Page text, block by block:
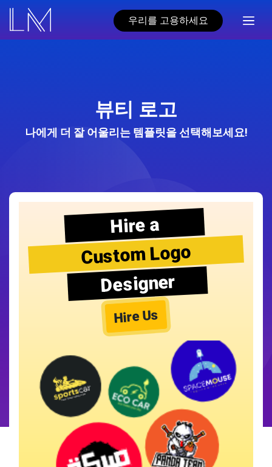
우리를 고용하세요
뷰티 로고
나에게 더 잘 어울리는 템플릿을 선택해보세요!
Hire a
Custom Logo
Designer
Hire Us